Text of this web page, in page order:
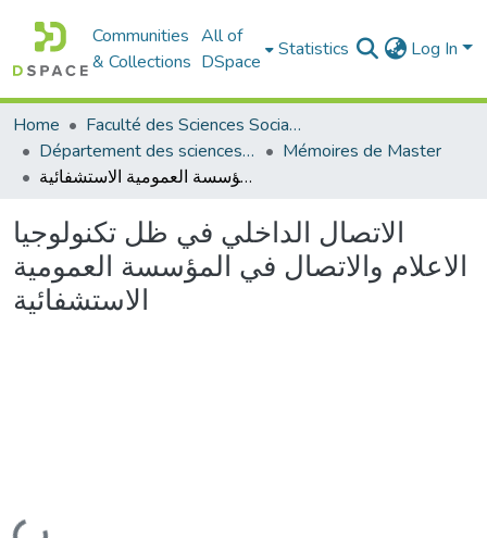
Communities
& Collections
All of
DSpace
Statistics Log In
Home
Faculté des Sciences Sociales
Département des sciences sociales
Mémoires de Master
الاتصال الداخلي في ظل تكنولوجيا الاعلام والاتصال في المؤسسة العمومية الاستشفائية
الاتصال الداخلي في ظل تكنولوجيا
الاعلام والاتصال في المؤسسة العمومية
الاستشفائية